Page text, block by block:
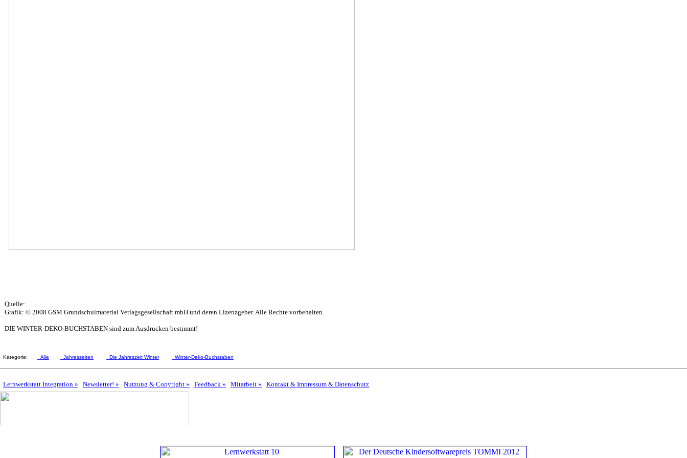
Quelle:
Grafik: © 2008 GSM Grundschulmaterial Verlagsgesellschaft mbH und deren Lizenzgeber. Alle Rechte vorbehalten.
DIE WINTER-DEKO-BUCHSTABEN sind zum Ausdrucken bestimmt!
Kategorie: Alle Jahreszeiten Die Jahreszeit Winter Winter-Deko-Buchstaben
Lernwerkstatt Integration » Newsletter! » Nutzung & Copyright » Feedback » Mitarbeit » Kontakt & Impressum & Datenschutz